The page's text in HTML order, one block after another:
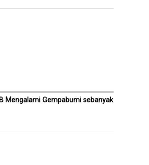
Mengalami Gempabumi sebanyak